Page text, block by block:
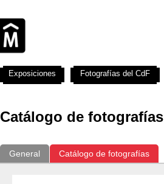
Catálogo de fotografías
General Catálogo de fotografías
Exposiciones Fotografías del CdF